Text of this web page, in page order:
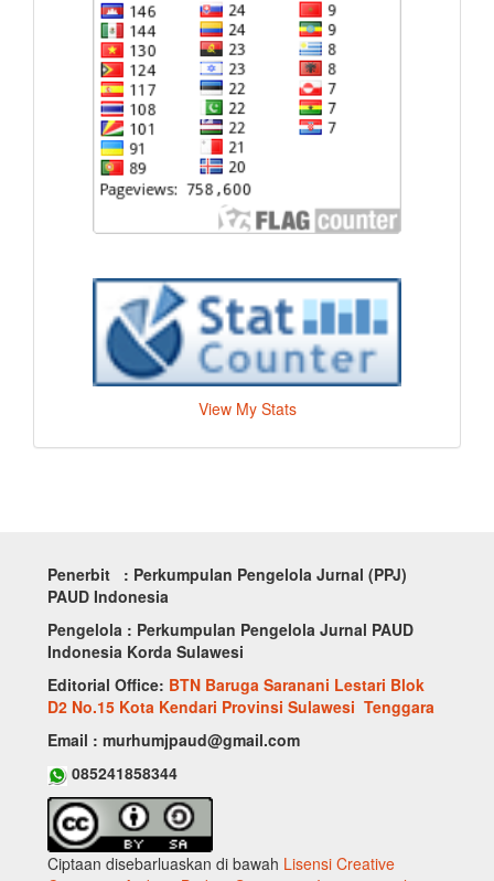
View My Stats
Penerbit : Perkumpulan Pengelola Jurnal (PPJ)
PAUD Indonesia
Pengelola : Perkumpulan Pengelola Jurnal PAUD
Indonesia Korda Sulawesi
Editorial Office: BTN Baruga Saranani Lestari Blok
D2 No.15 Kota Kendari Provinsi Sulawesi Tenggara
Email : murhumjpaud@gmail.com
085241858344
Ciptaan disebarluaskan di bawah Lisensi Creative